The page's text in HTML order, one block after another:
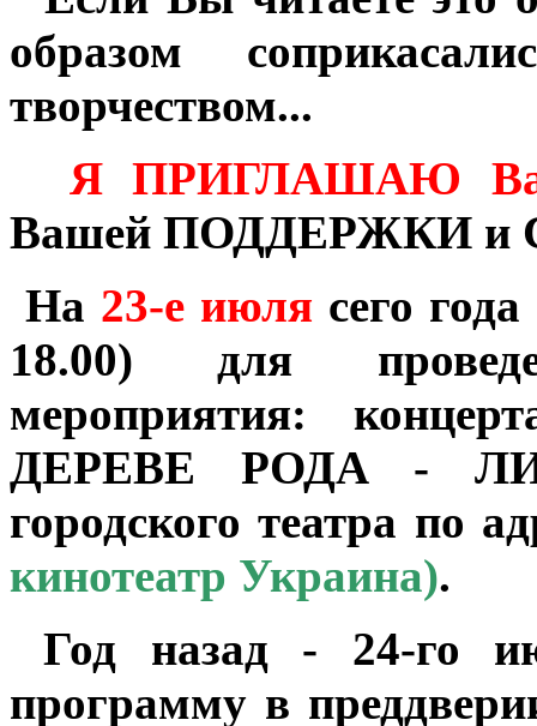
образом
творчеством...
Я ПРИГЛАШАЮ
Вашей ПОДДЕРЖКИ
На 23-е июля сего
18.00) для
мероприятия:
ДЕРЕВЕ РОДА -
городского театра по
кинотеатр Украина).
Год назад - 24-го
программу в